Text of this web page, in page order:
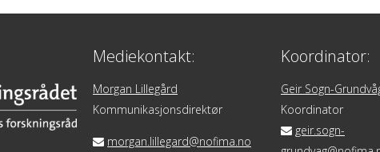
Mediekontakt:
Morgan Lillegård
Kommunikasjonsdirektør
morgan.lillegard@nofima.no
Koordinator:
Geir Sogn-
Koordinator
geir.sogn-